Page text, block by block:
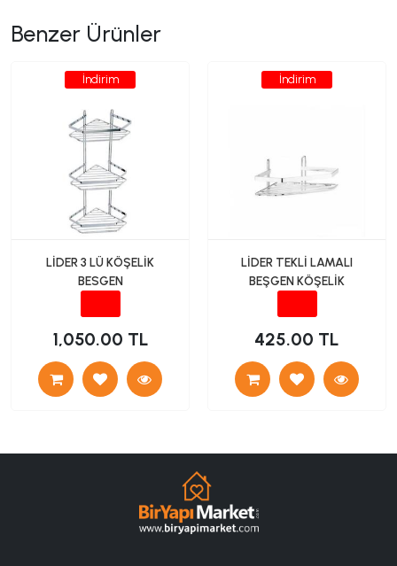
Benzer Ürünler
İndirim
LİDER 3 LÜ KÖŞELİK
BESGEN
1,050.00 TL
İndirim
LİDER TEKLİ LAMALI
BEŞGEN KÖŞELİK
425.00 TL